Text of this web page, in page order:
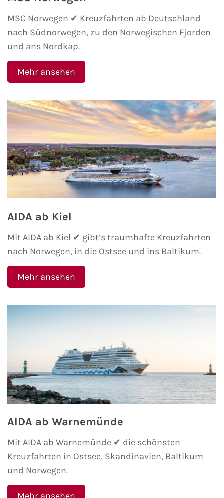
MSC Norwegen ✔ Kreuzfahrten ab Deutschland
nach Südnorwegen, zu den Norwegischen Fjorden
und ans Nordkap.
Mehr ansehen
AIDA ab Kiel
Mit AIDA ab Kiel ✔ gibt’s traumhafte Kreuzfahrten
nach Norwegen, in die Ostsee und ins Baltikum.
Mehr ansehen
AIDA ab Warnemünde
Mit AIDA ab Warnemünde ✔ die schönsten
Kreuzfahrten in Ostsee, Skandinavien, Baltikum
und Norwegen.